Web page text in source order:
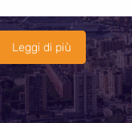
Leggi di più